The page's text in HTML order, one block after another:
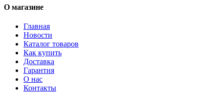
О магазине
Главная
Новости
Каталог товаров
Как купить
Доставка
Гарантия
О нас
Контакты